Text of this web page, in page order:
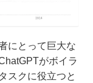
にとって巨大な
がボイラ
スクに役立つと